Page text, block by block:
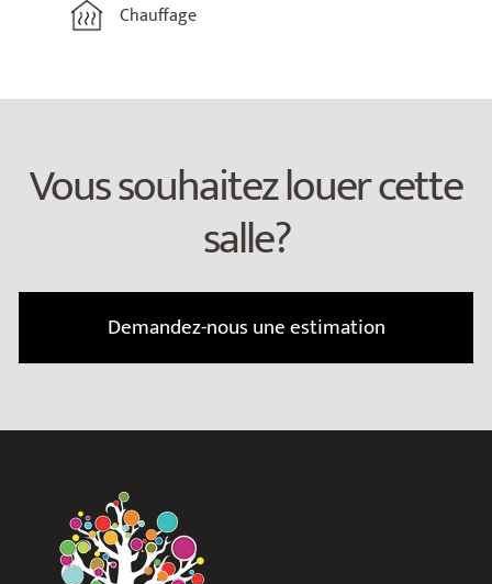
Chauffage
Vous souhaitez louer cette
salle?
Demandez-nous une estimation